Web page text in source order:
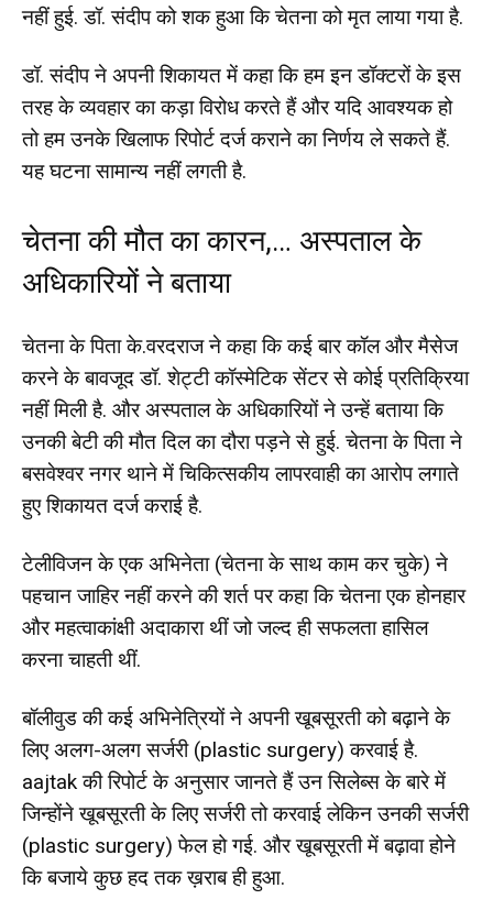
नहीं हुई. डॉ. संदीप को शक हुआ कि चेतना को मृत लाया गया है.
डॉ. संदीप ने अपनी शिकायत में कहा कि हम इन डॉक्टरों के इस
तरह के व्यवहार का कड़ा विरोध करते हैं और यदि आवश्यक हो
तो हम उनके खिलाफ रिपोर्ट दर्ज कराने का निर्णय ले सकते हैं.
यह घटना सामान्य नहीं लगती है.
चेतना की मौत का कारन,… अस्पताल के
अधिकारियों ने बताया
चेतना के पिता के.वरदराज ने कहा कि कई बार कॉल और मैसेज
करने के बावजूद डॉ. शेट्टी कॉस्मेटिक सेंटर से कोई प्रतिक्रिया
नहीं मिली है. और अस्पताल के अधिकारियों ने उन्हें बताया कि
उनकी बेटी की मौत दिल का दौरा पड़ने से हुई. चेतना के पिता ने
बसवेश्वर नगर थाने में चिकित्सकीय लापरवाही का आरोप लगाते
हुए शिकायत दर्ज कराई है.
टेलीविजन के एक अभिनेता (चेतना के साथ काम कर चुके) ने
पहचान जाहिर नहीं करने की शर्त पर कहा कि चेतना एक होनहार
और महत्वाकांक्षी अदाकारा थीं जो जल्द ही सफलता हासिल
करना चाहती थीं.
बॉलीवुड की कई अभिनेत्रियों ने अपनी खूबसूरती को बढ़ाने के
लिए अलग-अलग सर्जरी (plastic surgery) करवाई है.
aajtak की रिपोर्ट के अनुसार जानते हैं उन सिलेब्स के बारे में
जिन्होंने खूबसूरती के लिए सर्जरी तो करवाई लेकिन उनकी सर्जरी
(plastic surgery) फेल हो गई. और खूबसूरती में बढ़ावा होने
कि बजाये कुछ हद तक ख़राब ही हुआ.